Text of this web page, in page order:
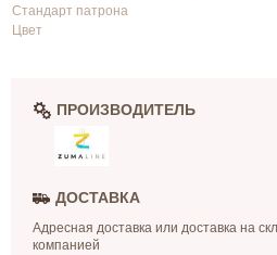
Стандарт патрона
Цвет
ПРОИЗВОДИТЕЛЬ
ДОСТАВКА
Адресная доставка или доставка на
компанией